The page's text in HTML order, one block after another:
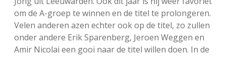
om de A-groep te winnen en de titel te prolongeren.
Velen anderen azen echter ook op de titel, zo zullen
onder andere Erik Sparenberg, Jeroen Weggen en
Amir Nicolai een gooi naar de titel willen doen. In de